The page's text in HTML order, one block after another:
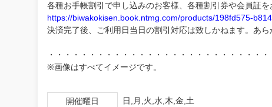
各種お手帳割引で申し込みのお客様、各種割引券や会員証
https://biwakokisen.book.ntmg.com/products/198fd575-
決済完了後、ご利用日当日の割引対応は致しかねます。あら
・・・・・・・・・・・・・・・・・・・・・・・・・・・
※画像はすべてイメージです。
開催曜日 日,月,火,水,木,金,土